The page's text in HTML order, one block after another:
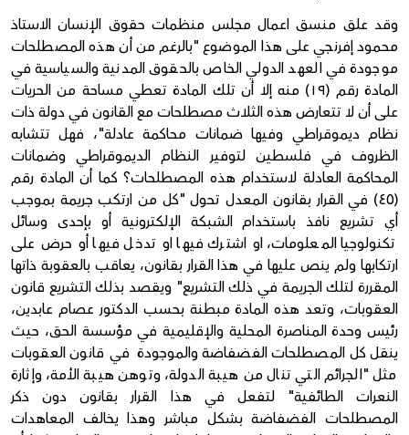
وقد علق منسق اعمال مجلس منظمات حقوق الإنسان الاستاذ
محمود إفرنجي على هذا الموضوع "بالرغم من أن هذه المصطلحات
موجودة في العهد الدولي الخاص بالحقوق المدنية والسياسية في
المادة رقم (١٩) منه إلا أن تلك المادة تعطي مساحة من الحريات
على أن لا تتعارض هذه الثلاث مصطلحات مع القانون في دولة ذات
نظام ديموقراطي وفيها ضمانات محاكمة عادلة"، فهل تتشابه
الظروف في فلسطين لتوفير النظام الديموقراطي وضمانات
المحاكمة العادلة لاستخدام هذه المصطلحات؟ كما أن المادة رقم
(٤٥) في القرار بقانون المعدل تحول "كل من ارتكب جريمة بموجب
أي تشريع نافذ باستخدام الشبكة الإلكترونية أو بإحدى وسائل
تكنولوجيا المعلومات، او اشترك فيها او تدخل فيها أو حرض على
ارتكابها ولم ينص عليها في هذا القرار بقانون، يعاقب بالعقوبة ذاتها
المقررة لتلك الجريمة في ذلك التشريع" ويقصد بذلك التشريع قانون
العقوبات، وتعد هذه المادة مبطنة بحسب الدكتور عصام عابدين،
رئيس وحدة المناصرة المحلية والإقليمية في مؤسسة الحق، حيث
ينقل كل المصطلحات الفضفاضة والموجودة في قانون العقوبات
مثل "الجرائم التي تنال من هيبة الدولة، وتوهن هيبة الأمة، وإثارة
النعرات الطائفية" لتفعل في هذا القرار بقانون دون ذكر
المصطلحات الفضفاضة بشكل مباشر وهذا يخالف المعاهدات